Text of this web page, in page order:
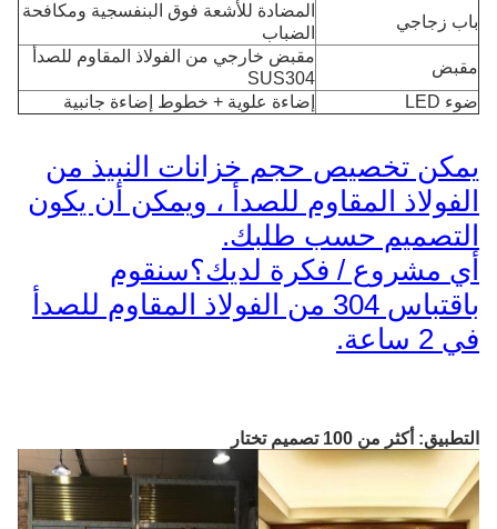
باب زجاجي
المضادة للأشعة فوق البنفسجية ومكافحة
الضباب
مقبض
مقبض خارجي من الفولاذ المقاوم للصدأ
SUS304
ضوء LED
إضاءة علوية + خطوط إضاءة جانبية
يمكن تخصيص حجم خزانات النبيذ من
الفولاذ المقاوم للصدأ ، ويمكن أن يكون
التصميم حسب طلبك.
أي مشروع / فكرة لديك؟سنقوم
باقتباس 304 من الفولاذ المقاوم للصدأ
في 2 ساعة.
التطبيق: أكثر من 100 تصميم تختار